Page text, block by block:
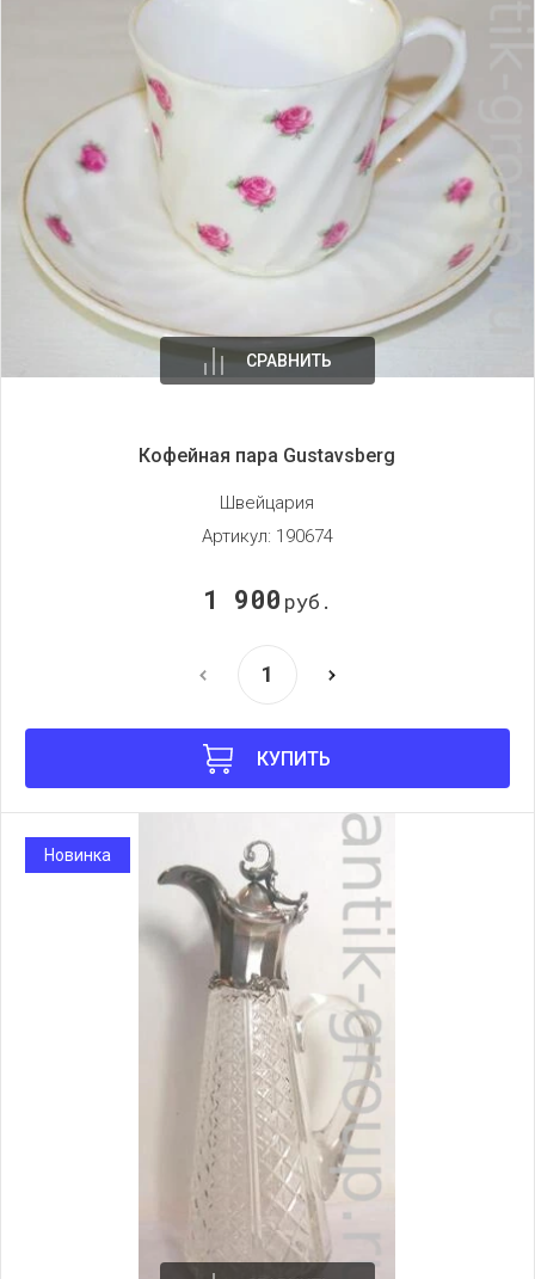
СРАВНИТЬ
Кофейная пара Gustavsberg
Швейцария
Артикул: 190674
1 900 руб.
КУПИТЬ
Новинка